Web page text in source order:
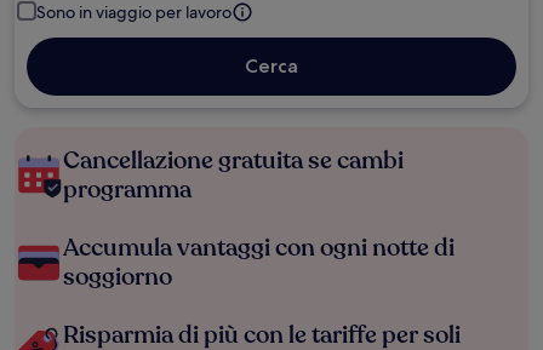
Sono in viaggio per lavoro
Cerca
Cancellazione gratuita se cambi
programma
Accumula vantaggi con ogni notte di
soggiorno
Risparmia di più con le tariffe per soli